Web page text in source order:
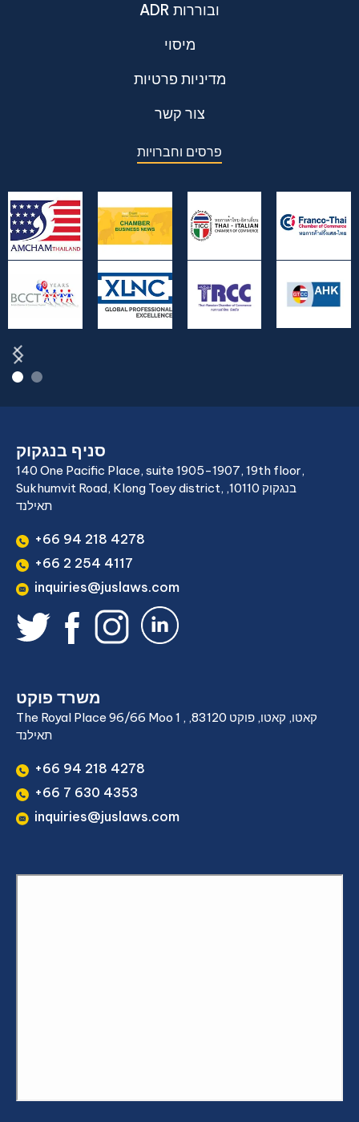
ADR ובוררות
מיסוי
מדיניות פרטיות
צור קשר
פרסים וחברויות
סניף בנגקוק
140 One Pacific Place, suite 1905-1907, 19th floor,
Sukhumvit Road, Klong Toey district, בנגקוק 10110,
תאילנד
+66 94 218 4278
+66 2 254 4117
inquiries@juslaws.com
משרד פוקט
The Royal Place 96/66 Moo 1 , קאטו, קאטו, פוקט 83120,
תאילנד
+66 94 218 4278
+66 7 630 4353
inquiries@juslaws.com